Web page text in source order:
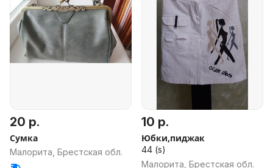
20 р.
Сумка
Малорита, Брестская обл.
10 р.
Юбки,пиджак
44 (s)
Малорита, Брестская обл.